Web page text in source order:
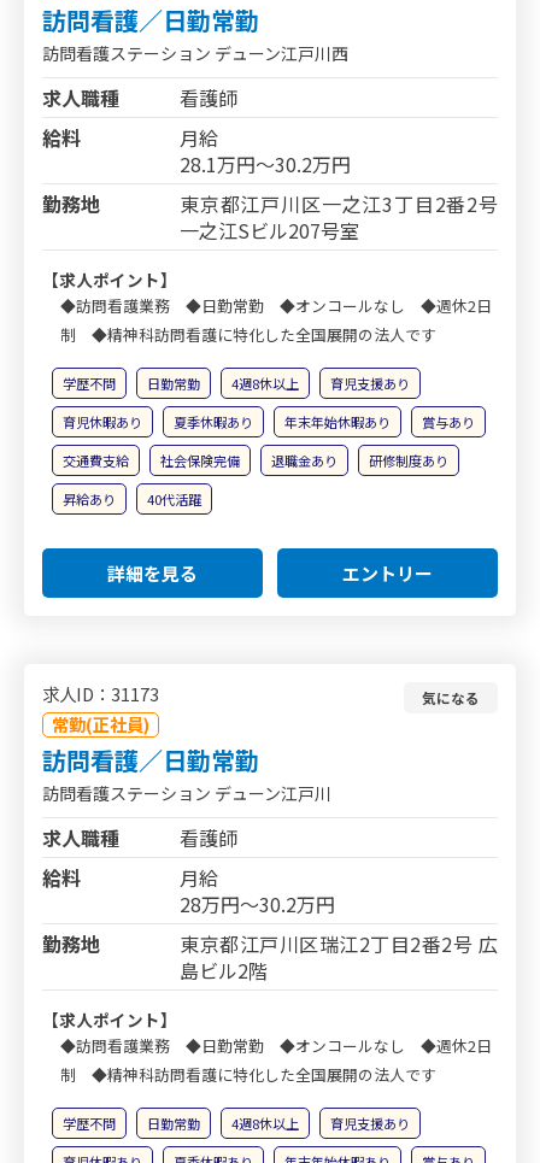
訪問看護／日勤常勤
訪問看護ステーション デューン江戸川西
求人職種
看護師
給料
月給
28.1万円～30.2万円
勤務地
東京都江戸川区一之江3丁目2番2号
一之江Sビル207号室
【求人ポイント】
◆訪問看護業務 ◆日勤常勤 ◆オンコールなし ◆週休2日
制 ◆精神科訪問看護に特化した全国展開の法人です
学歴不問 日勤常勤 4週8休以上
育児支援あり
育児休暇あり
夏季休暇あり 年末年始休暇あり
賞与あり
交通費支給
社会保険完備 退職金あり
研修制度あり
昇給あり
40代活躍
詳細を見る エントリー
求人ID：31173
常勤(正社員)
気になる
訪問看護／日勤常勤
訪問看護ステーション デューン江戸川
求人職種
看護師
給料
月給
28万円～30.2万円
勤務地
東京都江戸川区瑞江2丁目2番2号 広
島ビル2階
【求人ポイント】
◆訪問看護業務 ◆日勤常勤 ◆オンコールなし ◆週休2日
制 ◆精神科訪問看護に特化した全国展開の法人です
学歴不問 日勤常勤 4週8休以上
育児支援あり